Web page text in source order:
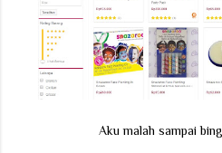
Aku malah sampai